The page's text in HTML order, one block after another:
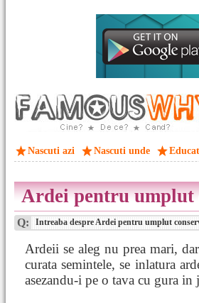
Nascuti azi Nascuti unde
Ardei pentru umplut
Q: Intreaba despre Ardei pentru umplut
Ardeii se aleg nu prea mari,
curata semintele, se inlatura
asezandu-i pe o tava cu gura in